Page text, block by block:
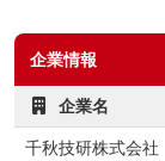
企業情報
企業名
千秋技研株式会社